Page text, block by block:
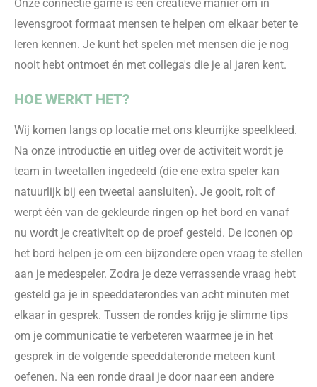
Onze connectie game is een creatieve manier om in
levensgroot formaat mensen te helpen om elkaar beter te
leren kennen. Je kunt het spelen met mensen die je nog
nooit hebt ontmoet én met collega's die je al jaren kent.
HOE WERKT HET?
Wij komen langs op locatie met ons kleurrijke speelkleed.
Na onze introductie en uitleg over de activiteit wordt je
team in tweetallen ingedeeld (die ene extra speler kan
natuurlijk bij een tweetal aansluiten). Je gooit, rolt of
werpt één van de gekleurde ringen op het bord en vanaf
nu wordt je creativiteit op de proef gesteld. De iconen op
het bord helpen je om een bijzondere open vraag te stellen
aan je medespeler. Zodra je deze verrassende vraag hebt
gesteld ga je in speeddaterondes van acht minuten met
elkaar in gesprek. Tussen de rondes krijg je slimme tips
om je communicatie te verbeteren waarmee je in het
gesprek in de volgende speeddateronde meteen kunt
oefenen. Na een ronde draai je door naar een andere